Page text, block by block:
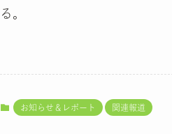
る。
お知らせ＆レポート 関連報道